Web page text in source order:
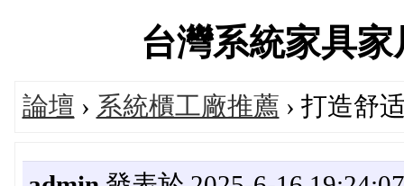
台灣系統家具
論壇 › 系統櫃工廠推薦 › 打造舒